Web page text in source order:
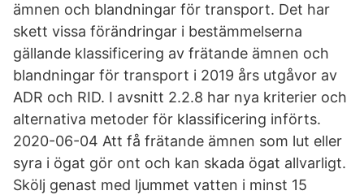
ämnen och blandningar för transport. Det har
skett vissa förändringar i bestämmelserna
gällande klassificering av frätande ämnen och
blandningar för transport i 2019 års utgåvor av
ADR och RID. I avsnitt 2.2.8 har nya kriterier och
alternativa metoder för klassificering införts.
2020-06-04 Att få frätande ämnen som lut eller
syra i ögat gör ont och kan skada ögat allvarligt.
Skölj genast med ljummet vatten i minst 15